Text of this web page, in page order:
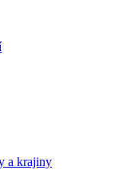
a krajiny